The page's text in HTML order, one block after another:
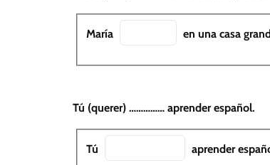
María en una casa
Tú (querer) …………… aprender español.
Tú aprender